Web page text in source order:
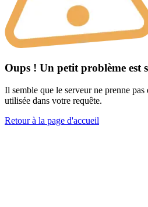
Oups ! Un petit problème est
Il semble que le serveur ne prenne
utilisée dans votre requête.
Retour à la page d'accueil